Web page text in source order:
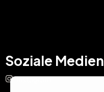
Soziale Medien
Instagram